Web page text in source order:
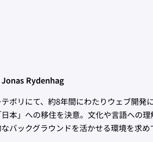
Rydenhag
ボリにて、約8年間にわたりウェブ開発
本」への移住を決意。文化や言語への
バックグラウンドを活かせる環境を求め